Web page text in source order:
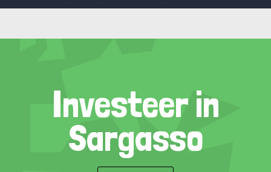
Investeer in
Sargasso